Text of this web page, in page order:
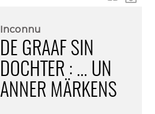
Inconnu
DE GRAAF SIN
DOCHTER : ... UN
ANNER MÄRKENS